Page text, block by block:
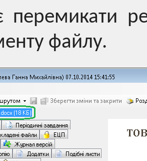
перемикати
файлу.